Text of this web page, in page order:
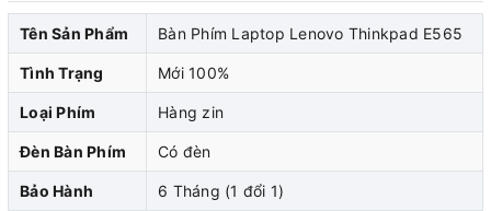
Bàn phím laptop Lenovo là một phần quan trọng được
trang bị trên máy tính xách tay laptop Lenovo. Sau một
Tên Sản Phẩm Bàn Phím Laptop Lenovo Thinkpad E565
Tình Trạng Mới 100%
Loại Phím Hàng zin
Đèn Bàn Phím Có đèn
Bảo Hành 6 Tháng (1 đổi 1)